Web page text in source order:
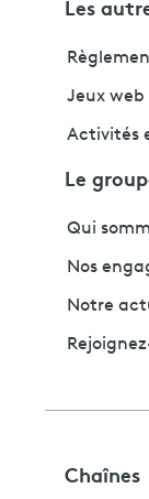
Les
Jeux
Activités
Le
Qui
Nos
Notre
Chaînes